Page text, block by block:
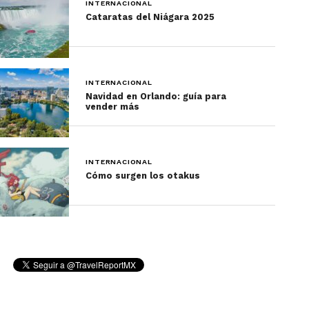
rosadas
metros de largo. Además,
INTERNACIONAL
Cataratas del Niágara 2025
INTERNACIONAL
Navidad en Orlando: guía para
vender más
INTERNACIONAL
Cómo surgen los otakus